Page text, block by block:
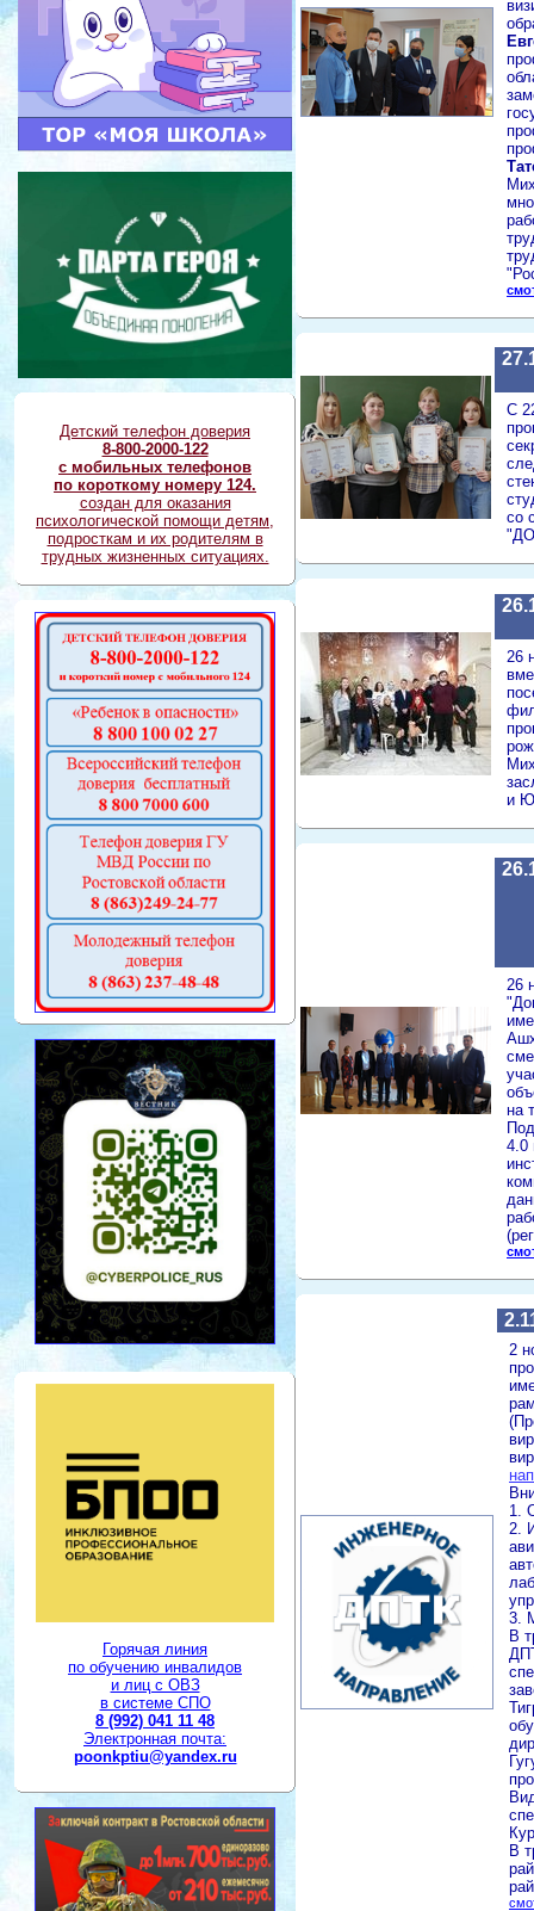
Детский телефон доверия
8-800-2000-122
с мобильных телефонов
по короткому номеру 124.
создан для оказания
психологической помощи детям,
подросткам и их родителям в
трудных жизненных ситуациях.
Горячая линия
по обучению инвалидов
и лиц с ОВЗ
в системе СПО
8 (992) 041 11 48
Электронная почта:
poonkptiu@yandex.ru
С
со
26
и
26
на
4.0
2
1.
2.
3.
В
В